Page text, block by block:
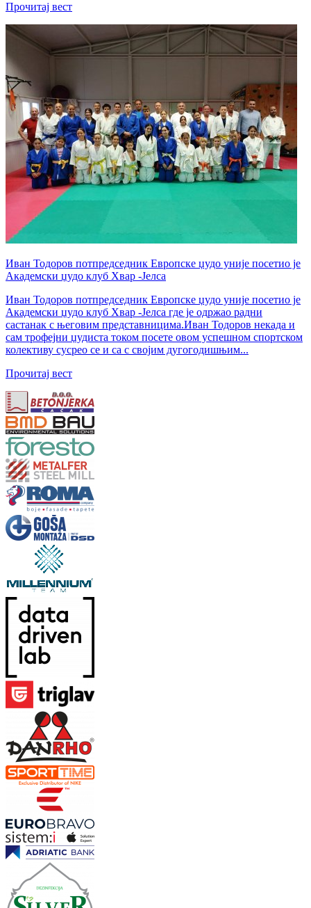
Прочитај вест
Иван Тодоров потпредседник Европске џудо уније посетио је
Академски џудо клуб Хвар -Јелса
Иван Тодоров потпредседник Европске џудо уније посетио је
Академски џудо клуб Хвар -Јелса где је одржао радни
састанак с његовим представницима.Иван Тодоров некада и
сам трофејни џудиста током посете овом успешном спортском
колективу сусрео се и са с својим дугогодишњим...
Прочитај вест